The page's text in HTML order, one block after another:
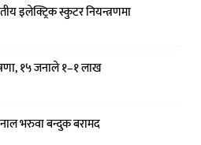
इलेक्ट्रिक स्कुटर नियन्त्रणमा
१५ जनाले १–१ लाख
भरुवा बन्दुक बरामद